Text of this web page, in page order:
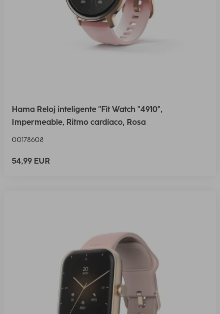
Hama Reloj inteligente "Fit Watch "4910",
Impermeable, Ritmo cardíaco, Rosa
00178608
54,99 EUR